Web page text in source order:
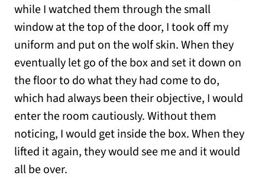
while I watched them through the small
window at the top of the door, I took off my
uniform and put on the wolf skin. When they
eventually let go of the box and set it down on
the floor to do what they had come to do,
which had always been their objective, I would
enter the room cautiously. Without them
noticing, I would get inside the box. When they
lifted it again, they would see me and it would
all be over.